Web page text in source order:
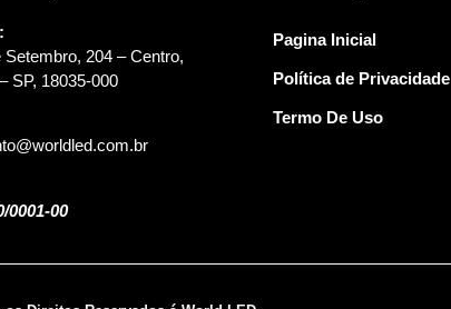
Setembro, 204 – Centro,
SP, 18035-000
0001-00
Pagina Inicial
Política de Privacidade
Termo De Uso